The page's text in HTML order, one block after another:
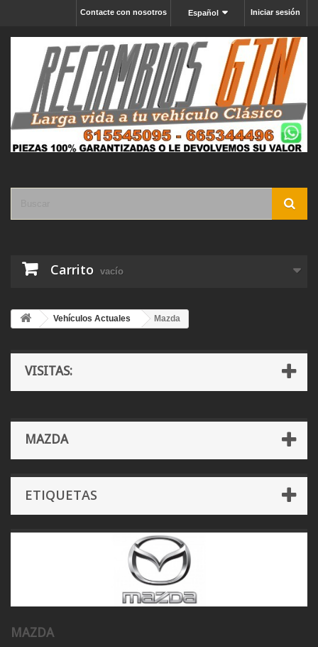
Iniciar sesión
Español
Contacte con nosotros
Carrito vacío
Vehículos Actuales Mazda
VISITAS:
MAZDA
ETIQUETAS
MAZDA